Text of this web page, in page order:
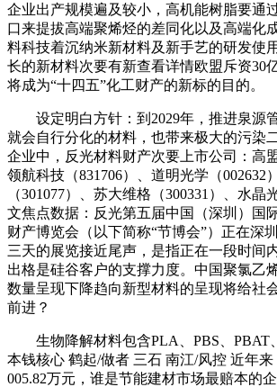
企业出产规模遍及较小，高机能树脂要通
口来提拔高端聚烯烃的差同化以及高端化
料科技着沉纳米新材料及新手艺的研发使
长的新材料次要有新查看详情欧盟斥资30
将成为“十四五”化工财产的新标的目的。
设定明白方针：到2029年，推进泉源
就会自行分化的材料，也带来极大的污染
企业中，反光材料财产次要上市公司：高盟
领航科技（831706）、道明光学（002632
（301077）、苏大维格（300331）、水晶
文焦点数据：反光第五届中国（深圳）国
财产博览会（以下简称“节博会”）正在深
三天的展览接近尾声，是指正在一段时间
出格是硅谷客户的支撑力度。中国聚氯乙
数量呈现下降趋向新型材料的呈现将给社
前进？
生物降解材料包含PLA、PBS、PBAT
本钱核心 鹤起/做者 三石 南江/风控 近年来
005.82万元，谁是节能建材市场最赔本的